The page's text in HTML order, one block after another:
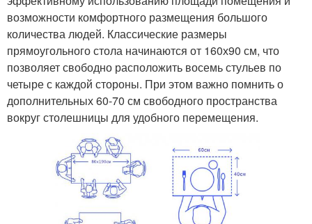
возможности комфортного размещения большого
количества людей. Классические размеры
прямоугольного стола начинаются от 160х90 см, что
позволяет свободно расположить восемь стульев по
четыре с каждой стороны. При этом важно помнить о
дополнительных 60-70 см свободного пространства
вокруг столешницы для удобного перемещения.